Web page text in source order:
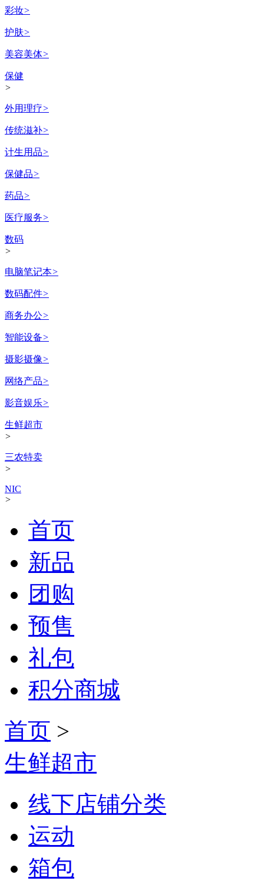
彩妆>
护肤>
美容美体>
保健
>
外用理疗>
传统滋补>
计生用品>
保健品>
药品>
医疗服务>
数码
>
电脑笔记本>
数码配件>
商务办公>
智能设备>
摄影摄像>
网络产品>
影音娱乐>
生鲜超市
>
三农特卖
>
NIC
>
首页
新品
团购
预售
礼包
积分商城
首页 >
生鲜超市
线下店铺分类
运动
箱包